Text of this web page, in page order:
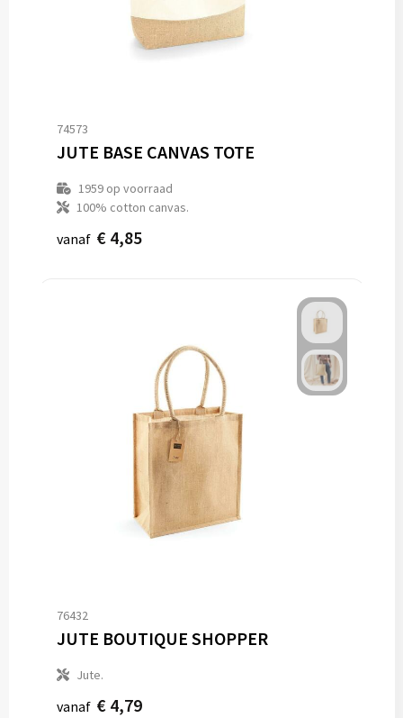
74573
JUTE BASE CANVAS TOTE
1959op voorraad
100% cotton canvas.
vanaf € 4,85
76432
JUTE BOUTIQUE SHOPPER
Jute.
vanaf € 4,79